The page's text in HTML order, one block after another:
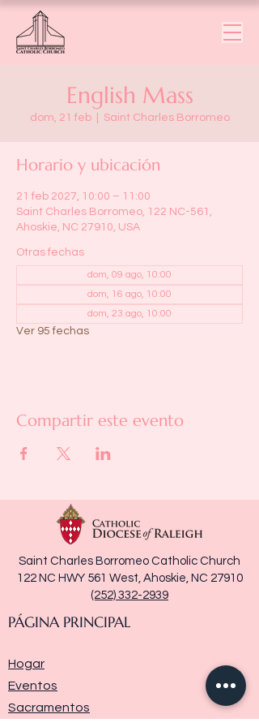
English Mass
dom, 21 feb
  |
Saint Charles Borromeo
Horario y ubicación
21 feb 2027, 10:00 – 11:00
Saint Charles Borromeo, 122 NC-561,
Ahoskie, NC 27910, USA
Otras fechas
dom, 09 ago, 10:00
dom, 16 ago, 10:00
dom, 23 ago, 10:00
Ver 95 fechas
Compartir este evento
Saint Charles Borromeo Catholic Church
122 NC HWY 561 West, Ahoskie, NC 27910
(252) 332-2939
PÁGINA PRINCIPAL
Hogar
Eventos
Sacramentos